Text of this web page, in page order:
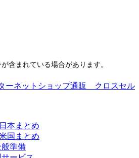
含まれている場合があります。
本まとめ
国まとめ
準備